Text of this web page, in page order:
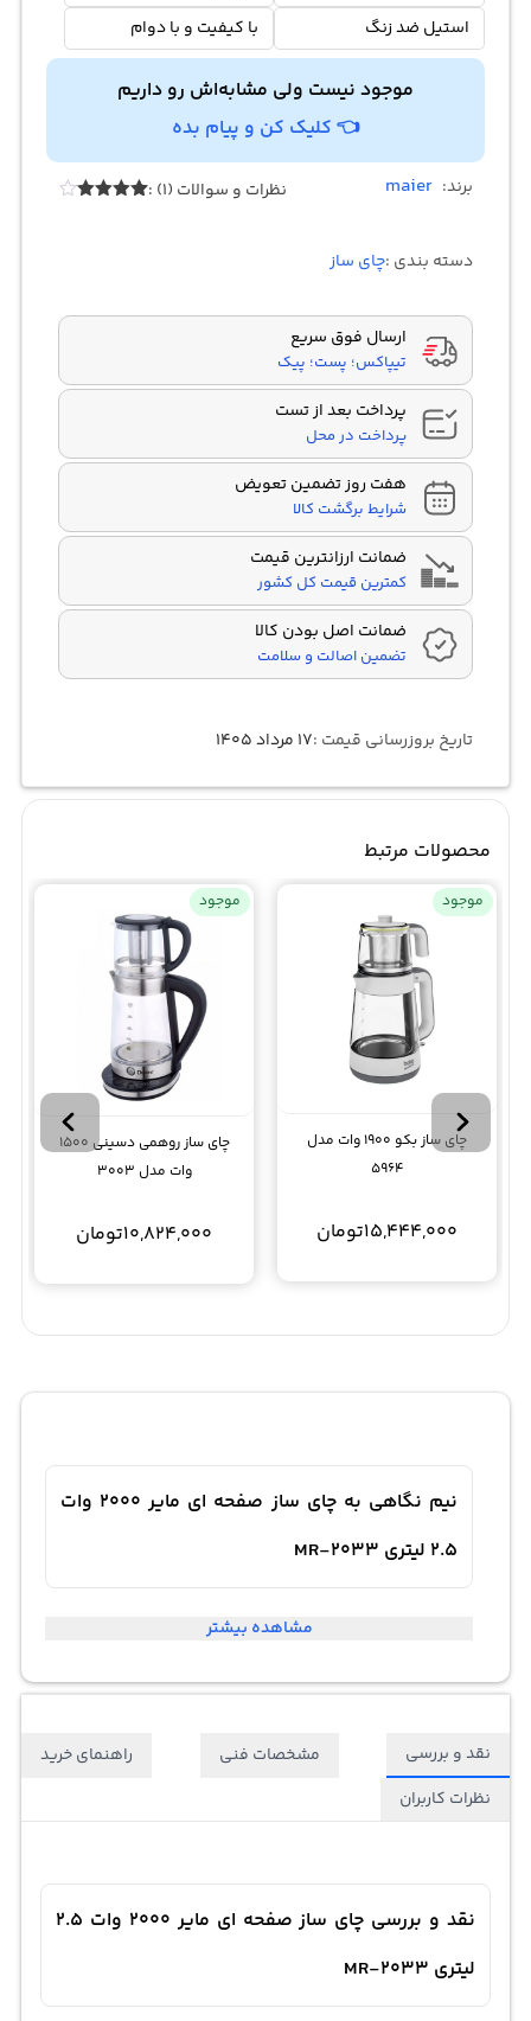
استیل ضد زنگ
با کیفیت و با دوام
موجود نیست ولی مشابه‌اش رو داریم
👈 کلیک کن و پیام بده
برند: maier نظرات و سوالات (1) :
دسته بندی :چای ساز
ارسال فوق سریع
تیپاکس؛ پست؛ پیک
پرداخت بعد از تست
پرداخت در محل
هفت روز تضمین تعویض
شرایط برگشت کالا
ضمانت ارزانترین قیمت
کمترین قیمت کل کشور
ضمانت اصل بودن کالا
تضمین اصالت و سلامت
تاریخ بروزرسانی قیمت :۱۷ مرداد ۱۴۰۵
محصولات مرتبط
موجود
چای ساز بکو 1900 وات مدل
5964
15,444,000تومان
موجود
چای ساز روهمی دسینی 1500
وات مدل 3003
10,824,000تومان
نیم نگاهی به چای ساز صفحه ای مایر 2000 وات
2.5 لیتری MR-2033
مشاهده بیشتر
نقد و بررسی مشخصات فنی
راهنمای خرید
نظرات کاربران
نقد و بررسی چای ساز صفحه ای مایر 2000 وات 2.5
لیتری MR-2033